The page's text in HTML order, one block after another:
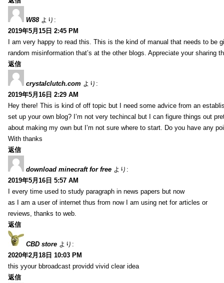
W88 より:
2019年5月15日 2:45 PM
I am very happy to read this. This is the kind of manual that needs to be
random misinformation that’s at the other blogs. Appreciate your sharing
返信
crystalclutch.com より:
2019年5月16日 2:29 AM
Hey there! This is kind of off topic but I need some advice from an
set up your own blog? I’m not very techincal but I can figure things out
about making my own but I’m not sure where to start. Do you have any
With thanks
返信
download minecraft for free より:
2019年5月16日 5:57 AM
I every time used to study paragraph in news papers but now
as I am a user of internet thus from now I am using net for articles or
reviews, thanks to web.
返信
CBD store より:
2020年2月18日 10:03 PM
this yyour bbroadcast providd vivid clear idea
返信